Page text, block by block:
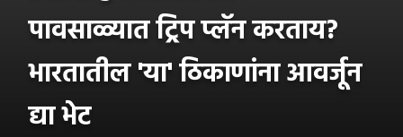
पावसाळ्यात ट्रिप प्लॅन करताय?
भारतातील 'या' ठिकाणांना आवर्जून
द्या भेट